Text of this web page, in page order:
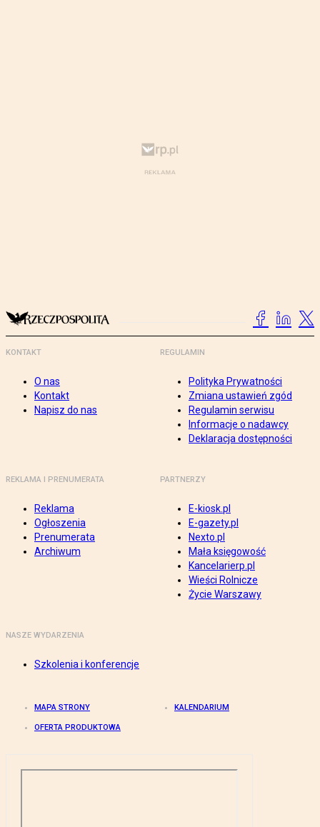
KONTAKT
O nas
Kontakt
Napisz do nas
REGULAMIN
Polityka Prywatności
Zmiana ustawień zgód
Regulamin serwisu
Informacje o nadawcy
Deklaracja dostępności
REKLAMA I PRENUMERATA
Reklama
Ogłoszenia
Prenumerata
Archiwum
PARTNERZY
E-kiosk.pl
E-gazety.pl
Nexto.pl
Mała księgowość
Kancelarierp.pl
Wieści Rolnicze
Życie Warszawy
NASZE WYDARZENIA
Szkolenia i konferencje
MAPA STRONY KALENDARIUM
OFERTA PRODUKTOWA